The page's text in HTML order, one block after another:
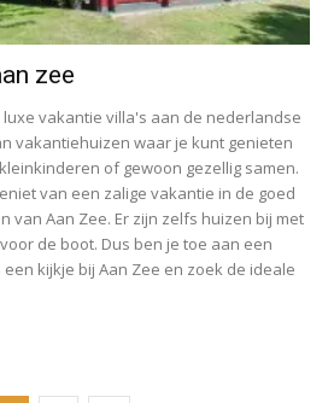
zee
luxe vakantie villa's aan de nederlandse
vakantiehuizen waar je kunt genieten
of gewoon gezellig samen.
van een zalige vakantie in de goed
van Aan Zee. Er zijn zelfs huizen bij met
de boot. Dus ben je toe aan een
kijkje bij Aan Zee en zoek de ideale